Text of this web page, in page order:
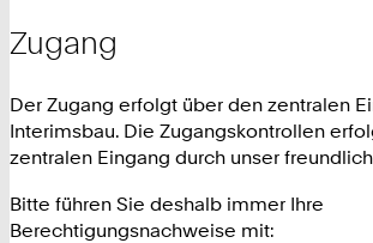
Zugang
Der Zugang erfolgt über den zentralen
Interimsbau. Die Zugangskontrollen
zentralen Eingang durch unser
Bitte führen Sie deshalb immer Ihre
Berechtigungsnachweise mit: